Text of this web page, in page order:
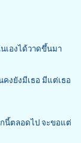
เองได้วาดขึ้นมา
งยังมีเธอ มีแต่เธอ
กนี้ตลอดไป จะขอแต่